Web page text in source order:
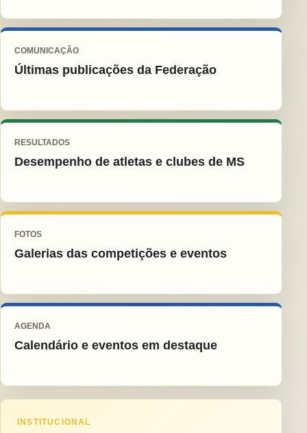
COMUNICAÇÃO
Últimas publicações da Federação
RESULTADOS
Desempenho de atletas e clubes de MS
FOTOS
Galerias das competições e eventos
AGENDA
Calendário e eventos em destaque
INSTITUCIONAL